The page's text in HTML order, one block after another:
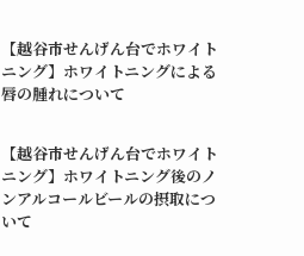
【越谷市せんげん台でホワイト
ニング】ホワイトニングによる
唇の腫れについて
【越谷市せんげん台でホワイト
ニング】ホワイトニング後のノ
ンアルコールビールの摂取につ
いて